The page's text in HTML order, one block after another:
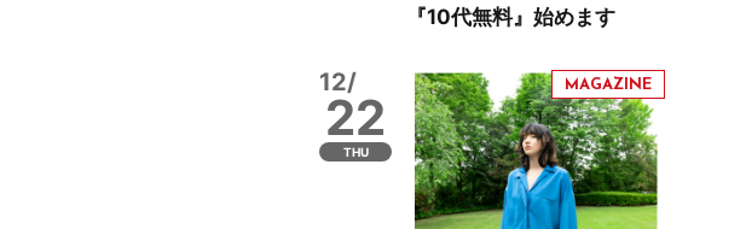
『10代無料』始めます
12/
22
THU